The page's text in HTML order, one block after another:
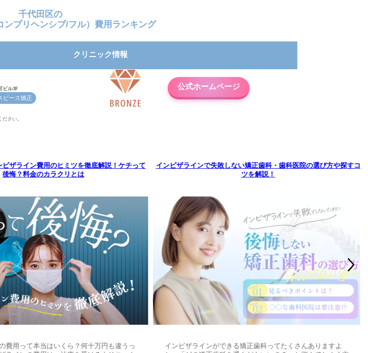
千代田区の
ンプリヘンシブ/フル）費用ランキング
クリニック情報
ビル3F
ピース矯正
公式ホームページ
さい。
ビザライン費用のヒミツを徹底解説！ケチって
後悔？料金のカラクリとは
費用って本当はいくら？何十万円も違うっ
インビザラインで失敗しない矯正歯科・歯科医院の選び方や探すコ
ツを解説！
インビザラインができる矯正歯科ってたくさんありますよ